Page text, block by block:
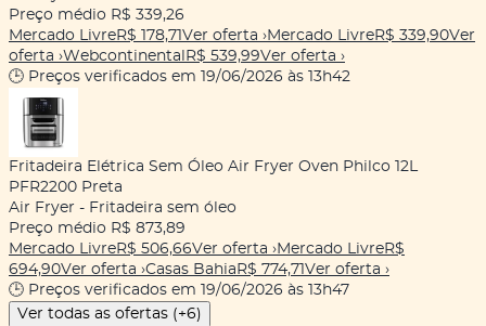
Preço médio R$ 339,26
Mercado LivreR$ 178,71 Ver oferta ›Mercado LivreR$ 339,90Ver
oferta ›Webcontinental R$ 539,99Ver oferta ›
🕒 Preços verificados em 19/06/2026 às 13h42
Fritadeira Elétrica Sem Óleo Air Fryer Oven Philco 12L
PFR2200 Preta
Air Fryer - Fritadeira sem óleo
Preço médio R$ 873,89
Mercado LivreR$ 506,66Ver oferta ›Mercado LivreR$
694,90Ver oferta ›Casas Bahia R$ 774,71 Ver oferta ›
🕒 Preços verificados em 19/06/2026 às 13h47
Ver todas as ofertas (+6)